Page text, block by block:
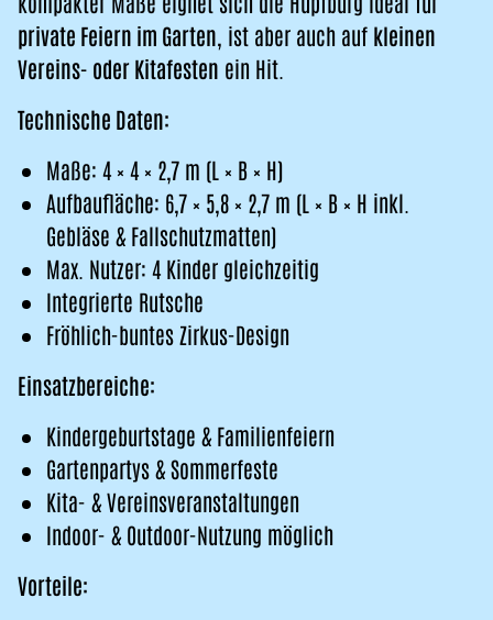
private Feiern im Garten , ist aber auch auf kleinen
Vereins- oder Kitafesten ein Hit.
Technische Daten:
Maße: 4 × 4 × 2,7 m (L × B × H)
Aufbaufläche: 6,7 × 5,8 × 2,7 m (L × B × H inkl.
Gebläse & Fallschutzmatten)
Max. Nutzer: 4 Kinder gleichzeitig
Integrierte Rutsche
Fröhlich-buntes Zirkus-Design
Einsatzbereiche:
Kindergeburtstage & Familienfeiern
Gartenpartys & Sommerfeste
Kita- & Vereinsveranstaltungen
Indoor- & Outdoor-Nutzung möglich
Vorteile: